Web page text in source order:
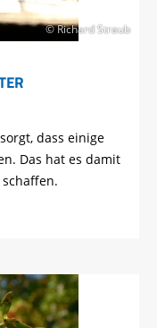
© Richard Straub
dass einige
Das hat es damit